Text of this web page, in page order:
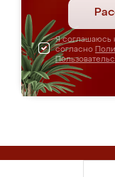
Я соглашаюсь
согласно